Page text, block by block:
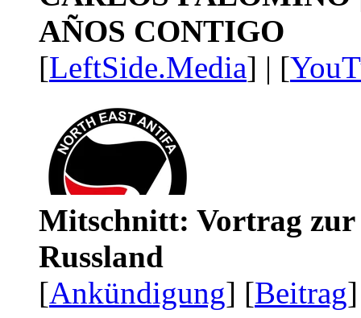
AÑOS CONTIGO
[LeftSide.Media] | [
Mitschnitt: Vortrag zur
Russland
[Ankündigung] [Beitrag